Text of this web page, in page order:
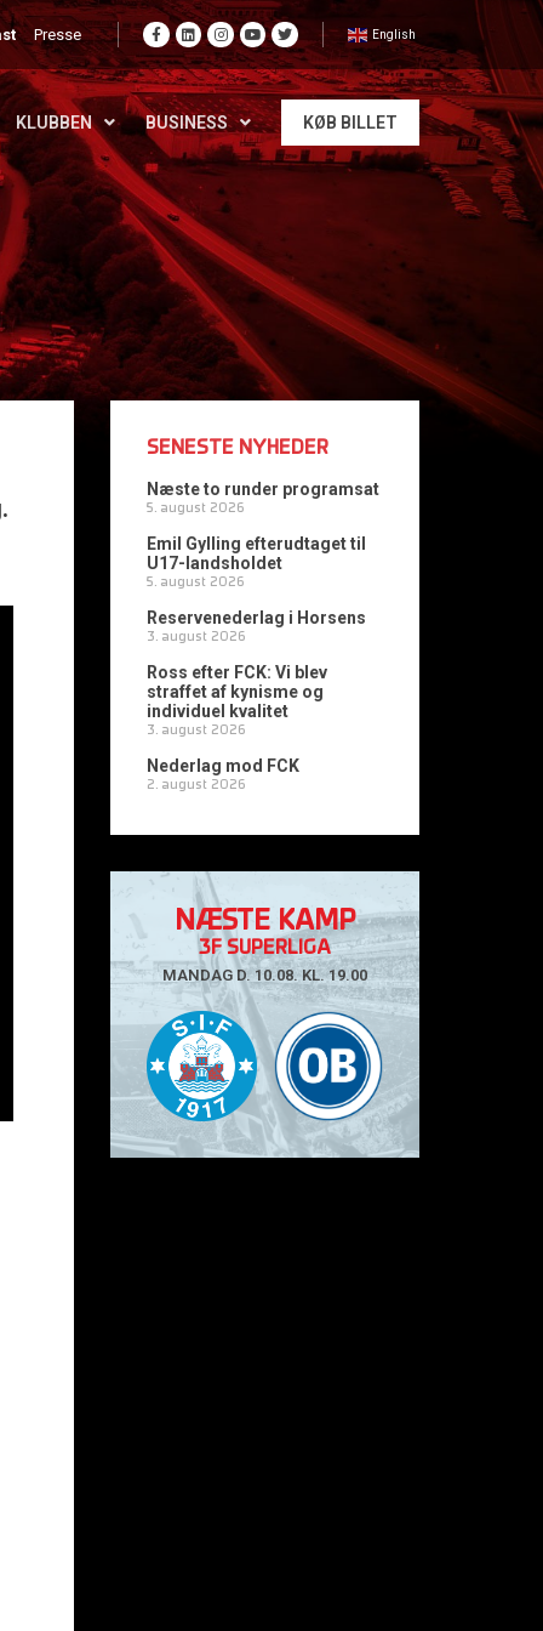
Presse English
KLUBBEN BUSINESS KØB BILLET
SENESTE NYHEDER
Næste to runder programsat
5. august 2026
Emil Gylling efterudtaget til
U17-landsholdet
5. august 2026
Reservenederlag i Horsens
3. august 2026
Ross efter FCK: Vi blev
straffet af kynisme og
individuel kvalitet
3. august 2026
Nederlag mod FCK
2. august 2026
NÆSTE KAMP
3F SUPERLIGA
MANDAG D. 10.08. KL. 19.00